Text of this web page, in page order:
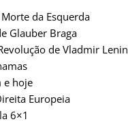
da Esquerda
Glauber Braga
de Vladmir Lenin
e hoje
Europeia
6×1